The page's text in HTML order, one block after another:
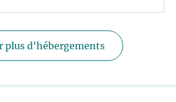
plus d'hébergements